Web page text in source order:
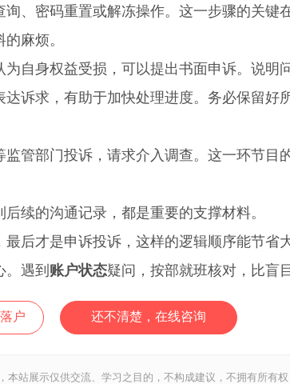
、密码重置或解冻操作。这一步骤的关键
麻烦。
身权益受损，可以提出书面申诉。说明
诉求，有助于加快处理进度。务必保留好
部门投诉，请求介入调查。这一环节目
的沟通记录，都是重要的支撑材料。
才是申诉投诉，这样的逻辑顺序能节省
遇到 账户状态疑问，按部就班核对，比盲
户 还不清楚，在线咨询
本站展示仅供交流、学习之目的，不构成建议，不拥有所有权